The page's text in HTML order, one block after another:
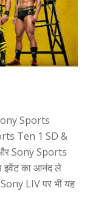
Sports
Ten 1 SD &
Sony Sports
इवेंट का आनंद ले
LIV पर भी यह